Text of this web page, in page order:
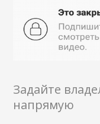
Задайте
напрямую